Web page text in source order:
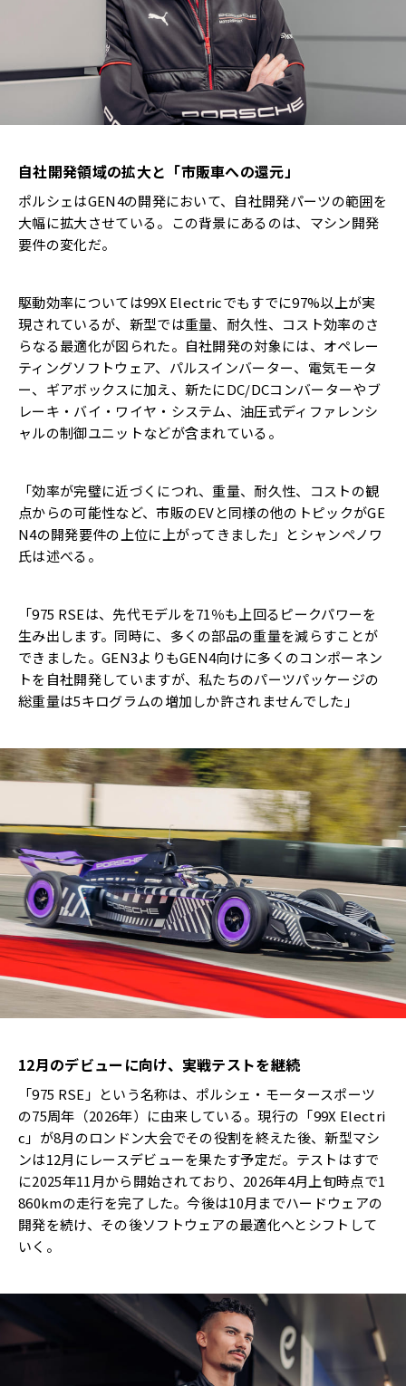
自社開発領域の拡大と「市販車への還元」
ポルシェはGEN4の開発において、自社開発パーツの範囲を
大幅に拡大させている。この背景にあるのは、マシン開発
要件の変化だ。
駆動効率については99X Electricでもすでに97%以上が実
現されているが、新型では重量、耐久性、コスト効率のさ
らなる最適化が図られた。自社開発の対象には、オペレー
ティングソフトウェア、パルスインバーター、電気モータ
ー、ギアボックスに加え、新たにDC/DCコンバーターやブ
レーキ・バイ・ワイヤ・システム、油圧式ディファレンシ
ャルの制御ユニットなどが含まれている。
「効率が完璧に近づくにつれ、重量、耐久性、コストの観
点からの可能性など、市販のEVと同様の他のトピックがGE
N4の開発要件の上位に上がってきました」とシャンペノワ
氏は述べる。
「975 RSEは、先代モデルを71％も上回るピークパワーを
生み出します。同時に、多くの部品の重量を減らすことが
できました。GEN3よりもGEN4向けに多くのコンポーネン
トを自社開発していますが、私たちのパーツパッケージの
総重量は5キログラムの増加しか許されませんでした」
12月のデビューに向け、実戦テストを継続
「975 RSE」という名称は、ポルシェ・モータースポーツ
の75周年（2026年）に由来している。現行の「99X Electri
c」が8月のロンドン大会でその役割を終えた後、新型マシ
ンは12月にレースデビューを果たす予定だ。テストはすで
に2025年11月から開始されており、2026年4月上旬時点で1
860kmの走行を完了した。今後は10月までハードウェアの
開発を続け、その後ソフトウェアの最適化へとシフトして
いく。